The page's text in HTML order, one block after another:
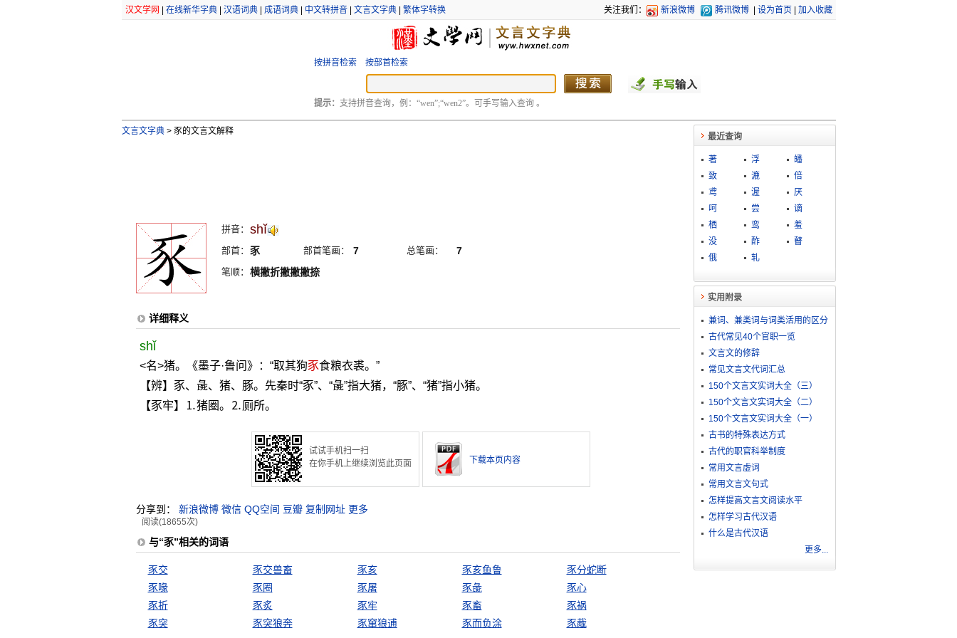
汉文学网 在线新华字典| 汉语词典| 成语词典| 中文转拼音| 文言文字典| 繁体字转换 关注我们： 新浪微博 腾讯微博 设为首页 加入收藏
按拼音检索 按部首检索
提示： 支持拼音查询，例：“wen”;“wen2”。可手写输入查询 。
文言文字典 >豕的文言文解释
拼音： shĭ
部首： 豕 部首笔画： 7 总笔画： 7
笔顺： 横撇折撇撇撇捺
详细释义
shǐ
<名>猪。《墨子·鲁问》：“取其狗豕食粮衣裘。”
【辨】豕、彘、猪、豚。先秦时“豕”、“彘”指大猪，“豚”、“猪”指小猪。
【豕牢】⒈猪圈。⒉厕所。
试试手机扫一扫
在你手机上继续浏览此页面
下载本页内容
分享到： 新浪微博 微信 QQ空间 豆瓣 复制网址 更多
阅读(18655次)
与“豕”相关的词语
豕交 豕交兽畜 豕亥 豕亥鱼鲁
豕分蛇断
豕喙
豕圈 豕屠 豕彘
豕心
豕折
豕炙 豕牢 豕畜
豕祸
豕突
豕突狼奔 豕窜狼逋 豕而负涂 豕胾
最近查询
著 浮
皤
致
漉
倍
鸢
渥
厌
呵
尝
谪
栖
鸾
羞
没
酢
瞽
俄
轧
实用附录
兼词、兼类词与词类活用的区分
古代常见40个官职一览
文言文的修辞
常见文言文代词汇总
150个文言文实词大全（三）
150个文言文实词大全（二）
150个文言文实词大全（一）
古书的特殊表达方式
古代的职官科举制度
常用文言虚词
常用文言文句式
怎样提高文言文阅读水平
怎样学习古代汉语
什么是古代汉语
更多...